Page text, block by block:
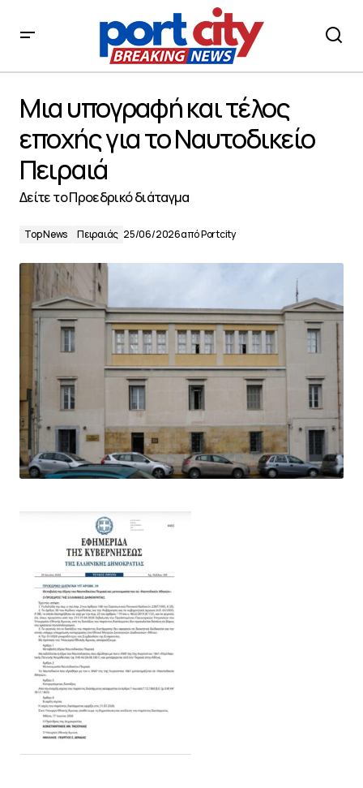
Πειραιά
Μια υπογραφή και τέλος
εποχής για το Ναυτοδικείο
Πειραιά
Δείτε το Προεδρικό διάταγμα
Top News Πειραιάς 25/06/2026απόPortcity